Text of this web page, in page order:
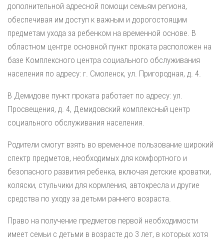
дополнительной адресной помощи семьям региона,
обеспечивая им доступ к важным и дорогостоящим
предметам ухода за ребенком на временной основе. В
областном центре основной пункт проката расположен на
базе Комплексного центра социального обслуживания
населения по адресу: г. Смоленск, ул. Пригородная, д. 4.
В Демидове пункт проката работает по адресу: ул.
Просвещения, д. 4, Демидовский комплексный центр
социального обслуживания населения.
Родители смогут взять во временное пользование широкий
спектр предметов, необходимых для комфортного и
безопасного развития ребенка, включая детские кроватки,
коляски, стульчики для кормления, автокресла и другие
средства по уходу за детьми раннего возраста.
Право на получение предметов первой необходимости
имеет семьи с детьми в возрасте до 3 лет, в которых хотя